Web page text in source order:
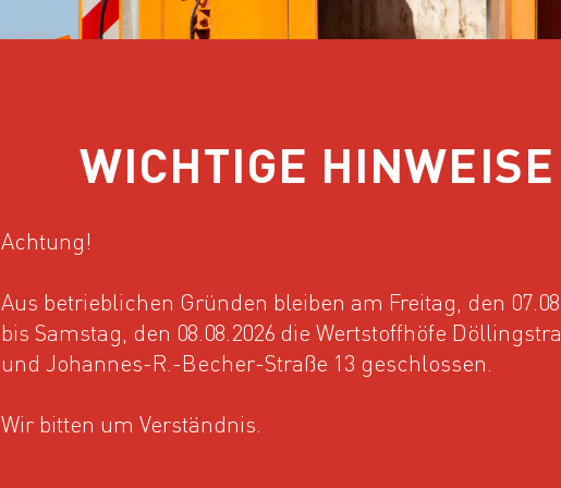
WICHTIGE HINWEISE
Achtung!
Aus betrieblichen Gründen bleiben am Freitag, den
bis Samstag, den 08.08.2026 die Wertstoffhöfe
und Johannes-R.-Becher-Straße 13 geschlossen.
Wir bitten um Verständnis.